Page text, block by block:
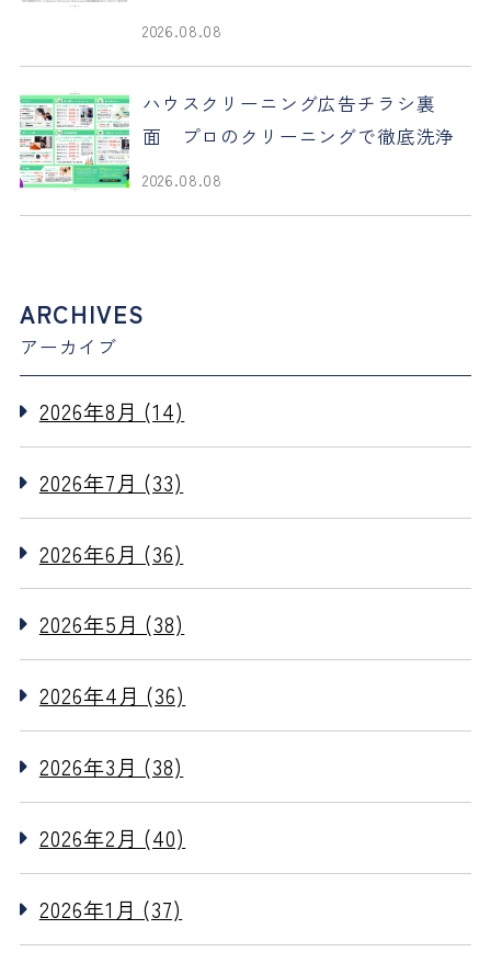
2026.08.08
ハウスクリーニング広告チラシ裏
面 プロのクリーニングで徹底洗浄
2026.08.08
ARCHIVES
アーカイブ
2026年8月 (14)
2026年7月 (33)
2026年6月 (36)
2026年5月 (38)
2026年4月 (36)
2026年3月 (38)
2026年2月 (40)
2026年1月 (37)